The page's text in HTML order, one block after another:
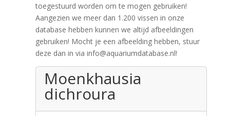
toegestuurd worden om te mogen gebruiken!
Aangezien we meer dan 1.200 vissen in onze
database hebben kunnen we altijd afbeeldingen
gebruiken! Mocht je een afbeelding hebben, stuur
deze dan in via info@aquariumdatabase.nl!
Moenkhausia
dichroura